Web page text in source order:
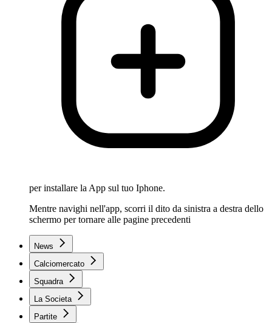
per installare la App sul tuo Iphone.
Mentre navighi nell'app, scorri il dito da sinistra a destra dello
schermo per tornare alle pagine precedenti
News
Calciomercato
Squadra
La Societa
Partite